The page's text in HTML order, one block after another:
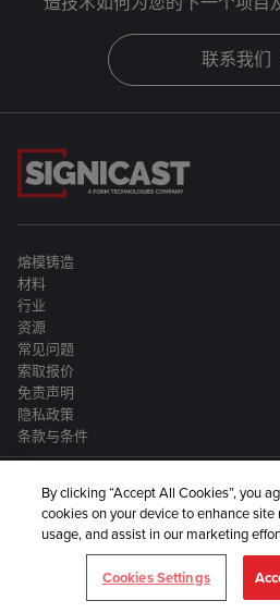
联系我们
熔模铸造
材料
行业
资源
常见问题
索取报价
免责声明
隐私政策
条款与条件
Signicast 隶属于一家更大的
By clicking “Accept All Cookies”, you
cookies on your device to enhance
usage, and assist in our marketing
Cookies Settings